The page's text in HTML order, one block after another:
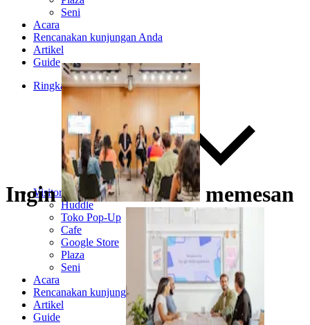
Seni
Acara
Rencanakan kunjungan Anda
Artikel
Guide
Ringkasan
Visitor Experience
Huddle
Toko Pop-Up
Cafe
Google Store
Plaza
Seni
Acara
Rencanakan kunjungan Anda
Artikel
Guide
Ingin memesan